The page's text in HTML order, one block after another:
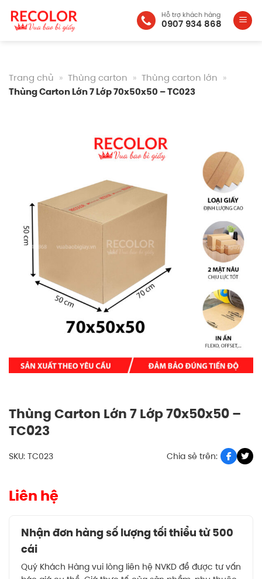
Bỏ
qua
Hỗ trợ khách hàng
0907 934 868
Trang chủ » Thùng carton » Thùng carton lớn »
Thùng Carton Lớn 7 Lớp 70x50x50 – TC023
Thùng Carton Lớn 7 Lớp 70x50x50 –
TC023
SKU: TC023 Chia sẻ trên:
Liên hệ
Nhận đơn hàng số lượng tối thiểu từ 500
cái
Quý Khách Hàng vui lòng liên hệ NVKD để được tư vấn